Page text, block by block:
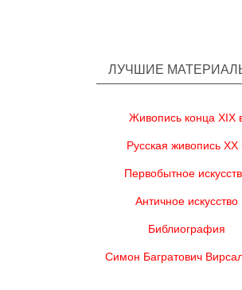
ЛУЧШИЕ
Живопись конца XIX
Русская живопись XX
Первобытное
Античное искусство
Библиография
Симон Багратович